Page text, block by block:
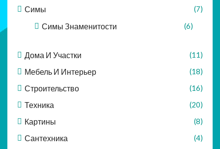
Симы (7)
Симы Знаменитости (6)
Дома И Участки (11)
Мебель И Интерьер (18)
Строительство (16)
Техника (20)
Картины (8)
Сантехника (4)